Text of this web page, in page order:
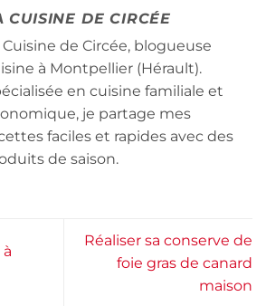
CUISINE DE CIRCÉE
Cuisine de Circée, blogueuse
à Montpellier (Hérault).
en cuisine familiale et
je partage mes
faciles et rapides avec des
de saison.
Réaliser sa conserve de
foie gras de canard
maison